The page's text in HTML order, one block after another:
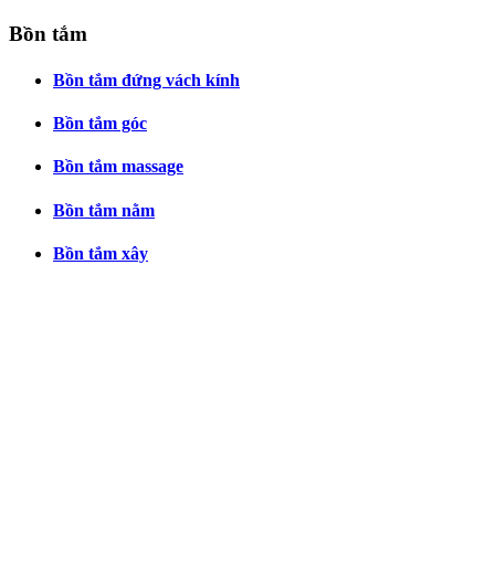
Bồn tắm
Bồn tắm đứng vách kính
Bồn tắm góc
Bồn tắm massage
Bồn tắm nằm
Bồn tắm xây